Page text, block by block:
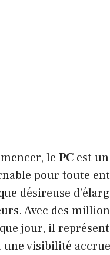
le PC est
pour toute
désireuse
Avec des
jour, il
visibilité